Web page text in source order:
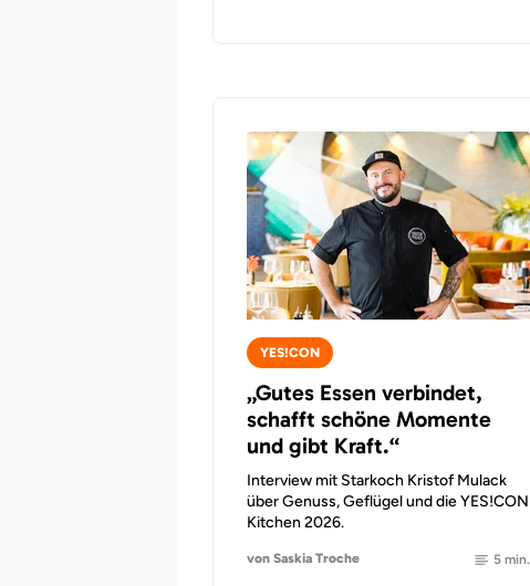
YES!CON
„Gutes Essen verbindet,
schafft schöne Momente
und gibt Kraft.“
Interview mit Starkoch Kristof Mulack
über Genuss, Geflügel und die YES!CON
Kitchen 2026.
von Saskia Troche 5 min.